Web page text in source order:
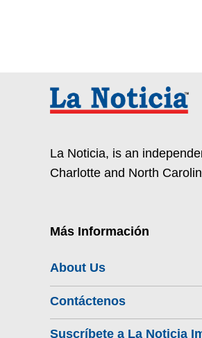
La Noticia, is an
Charlotte and North
Más Información
About Us
Contáctenos
Suscríbete a La Noticia